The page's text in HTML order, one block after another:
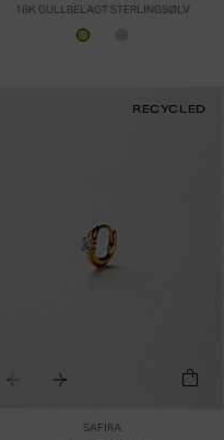
18K GULLBELAGT STERLINGSØLV
RECYCLED
SAFIRA